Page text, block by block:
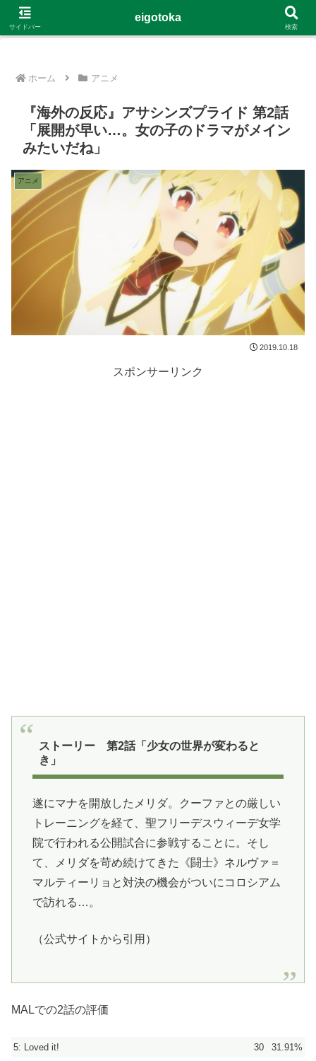
G-4Y8348WE8B
ホーム アニメ
『海外の反応』アサシンズプライド 第2話
「展開が早い…。女の子のドラマがメイン
みたいだね」
アニメ
2019.10.18
スポンサーリンク
ストーリー 第2話「少女の世界が変わると
き」
遂にマナを開放したメリダ。クーファとの厳しい
トレーニングを経て、聖フリーデスウィーデ女学
院で行われる公開試合に参戦することに。そし
て、メリダを苛め続けてきた《闘士》ネルヴァ＝
マルティーリョと対決の機会がついにコロシアム
で訪れる…。
（公式サイトから引用）
MALでの2話の評価
5: Loved it! 30
31.91%
サイドバー
eigotoka
検索